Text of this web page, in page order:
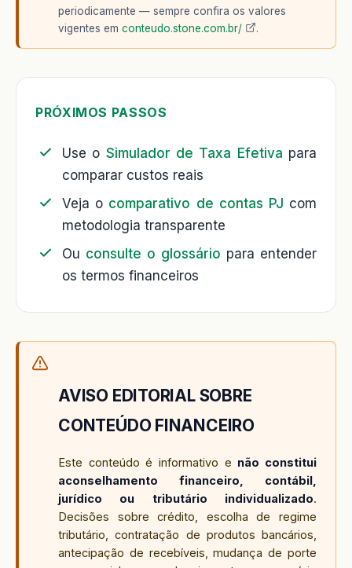
periodicamente — sempre confira os valores
vigentes em conteudo.stone.com.br/ .
PRÓXIMOS PASSOS
Use o Simulador de Taxa Efetiva para
comparar custos reais
Veja o comparativo de contas PJ com
metodologia transparente
Ou consulte o glossário para entender
os termos financeiros
AVISO EDITORIAL SOBRE
CONTEÚDO FINANCEIRO
Este conteúdo é informativo e não constitui
aconselhamento financeiro, contábil,
jurídico ou tributário individualizado.
Decisões sobre crédito, escolha de regime
tributário, contratação de produtos bancários,
antecipação de recebíveis, mudança de porte